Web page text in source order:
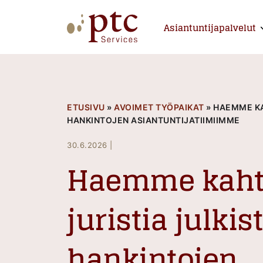
Asiantuntijapalvelut
ETUSIVU » AVOIMET TYÖPAIKAT » HAEMME
HANKINTOJEN ASIANTUNTIJATIIMIIMME
30.6.2026
Haemme
juristia